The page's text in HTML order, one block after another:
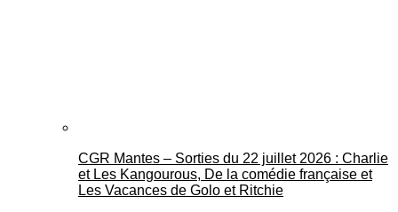
CGR Mantes – Sorties du 22 juillet 2026 : Charlie
et Les Kangourous, De la comédie française et
Les Vacances de Golo et Ritchie